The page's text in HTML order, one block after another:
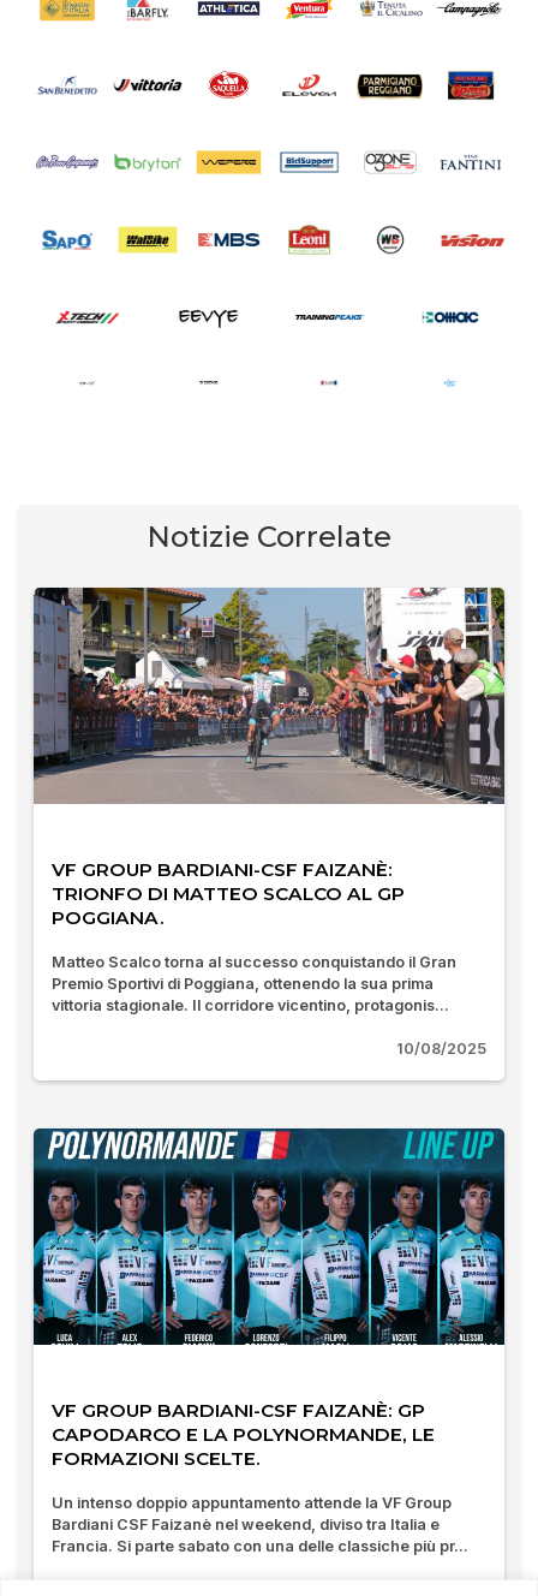
Notizie Correlate
VF GROUP BARDIANI-CSF FAIZANÈ:
TRIONFO DI MATTEO SCALCO AL GP
POGGIANA.
Matteo Scalco torna al successo conquistando il Gran
Premio Sportivi di Poggiana, ottenendo la sua prima
vittoria stagionale. Il corridore vicentino, protagonis...
10/08/2025
VF GROUP BARDIANI-CSF FAIZANÈ: GP
CAPODARCO E LA POLYNORMANDE, LE
FORMAZIONI SCELTE.
Un intenso doppio appuntamento attende la VF Group
Bardiani CSF Faizanè nel weekend, diviso tra Italia e
Francia. Si parte sabato con una delle classiche più pr...